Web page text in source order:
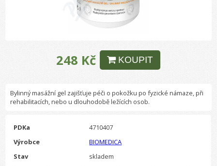
248 Kč KOUPIT
Bylinný masážní gel zajišťuje péči o pokožku po fyzické námaze, při
rehabilitacích, nebo u dlouhodobě ležících osob.
PDKa
4710407
Výrobce
BIOMEDICA
Stav
skladem